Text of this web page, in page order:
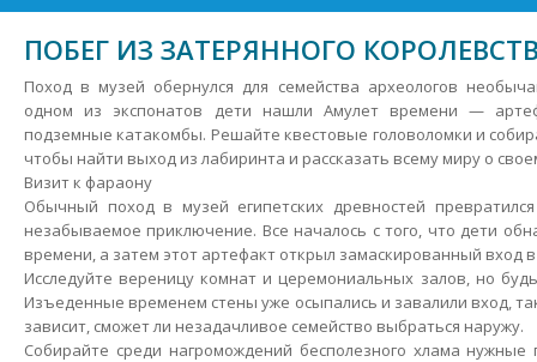
ПОБЕГ ИЗ ЗАТЕРЯННОГО
Поход в музей обернулся для семейства археологов
одном из экспонатов дети нашли Амулет времени —
подземные катакомбы. Решайте квестовые головоломки и
чтобы найти выход из лабиринта и рассказать всему миру о
Визит к фараону
Обычный поход в музей египетских древностей
незабываемое приключение. Все началось с того, что дети
времени, а затем этот артефакт открыл замаскированный вход
Исследуйте вереницу комнат и церемониальных залов, но
Изъеденные временем стены уже осыпались и завалили вход,
зависит, сможет ли незадачливое семейство выбраться наружу.
Собирайте среди нагромождений бесполезного хлама